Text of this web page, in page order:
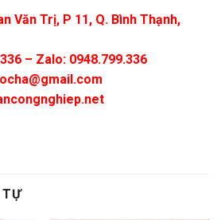
Văn Trị, P 11, Q. Bình Thạnh,
– Zalo: 0948.799.336
TỰ